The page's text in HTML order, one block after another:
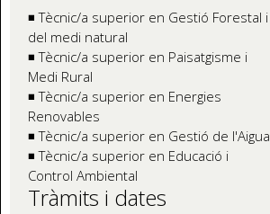
◾ Tècnic/a superior en Gestió Forestal i
del medi natural
◾ Tècnic/a superior en Paisatgisme i
Medi Rural
◾ Tècnic/a superior en Energies
Renovables
◾ Tècnic/a superior en Gestió de l'Aigua
◾ Tècnic/a superior en Educació i
Control Ambiental
Tràmits i dates